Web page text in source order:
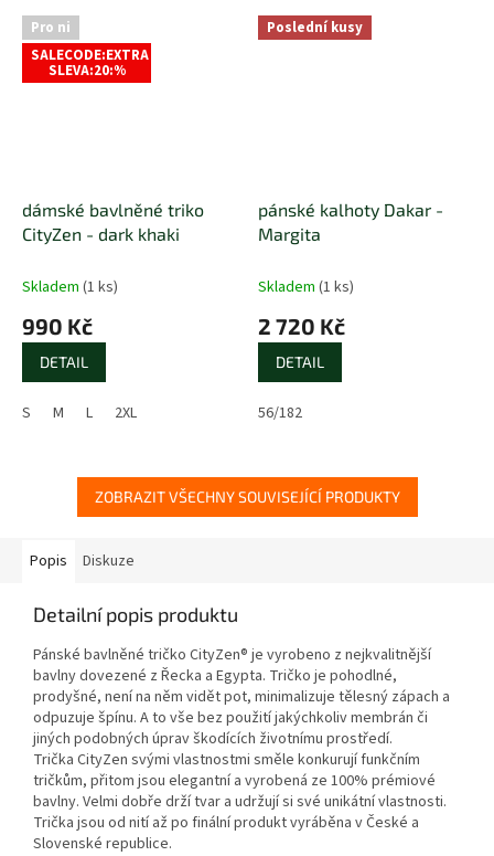
Pro ni
SALECODE:EXTRA
SLEVA:20:%
dámské bavlněné triko
CityZen - dark khaki
Skladem (1 ks)
990 Kč
DETAIL
S M L 2XL
Poslední kusy
pánské kalhoty Dakar -
Margita
Skladem (1 ks)
2 720 Kč
DETAIL
56/182
ZOBRAZIT VŠECHNY SOUVISEJÍCÍ PRODUKTY
Popis Diskuze
Detailní popis produktu
Pánské bavlněné tričko CityZen® je vyrobeno z nejkvalitnější
bavlny dovezené z Řecka a Egypta. Tričko je pohodlné,
prodyšné, není na něm vidět pot, minimalizuje tělesný zápach a
odpuzuje špínu. A to vše bez použití jakýchkoliv membrán či
jiných podobných úprav škodících životnímu prostředí.
Trička CityZen svými vlastnostmi směle konkurují funkčním
tričkům, přitom jsou elegantní a vyrobená ze 100% prémiové
bavlny. Velmi dobře drží tvar a udržují si své unikátní vlastnosti.
Trička jsou od nití až po finální produkt vyráběna v České a
Slovenské republice.